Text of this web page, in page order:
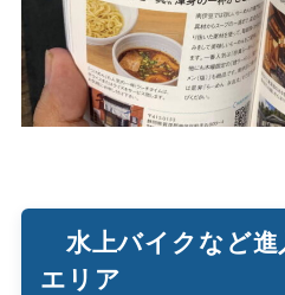
水上バイクなど
エリア